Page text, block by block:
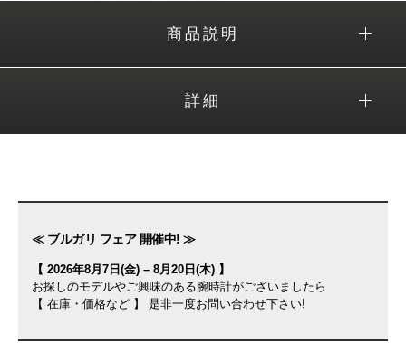
商品説明
詳細
≪ ブルガリ フェア 開催中! ≫
【 2026年8月7日(金) – 8月20日(木) 】
お探しのモデルやご興味のある腕時計がございましたら
【 在庫・価格など 】 是非一度お問い合わせ下さい!